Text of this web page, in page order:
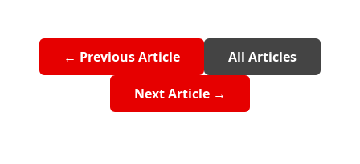
← Previous Article All Articles
Next Article →